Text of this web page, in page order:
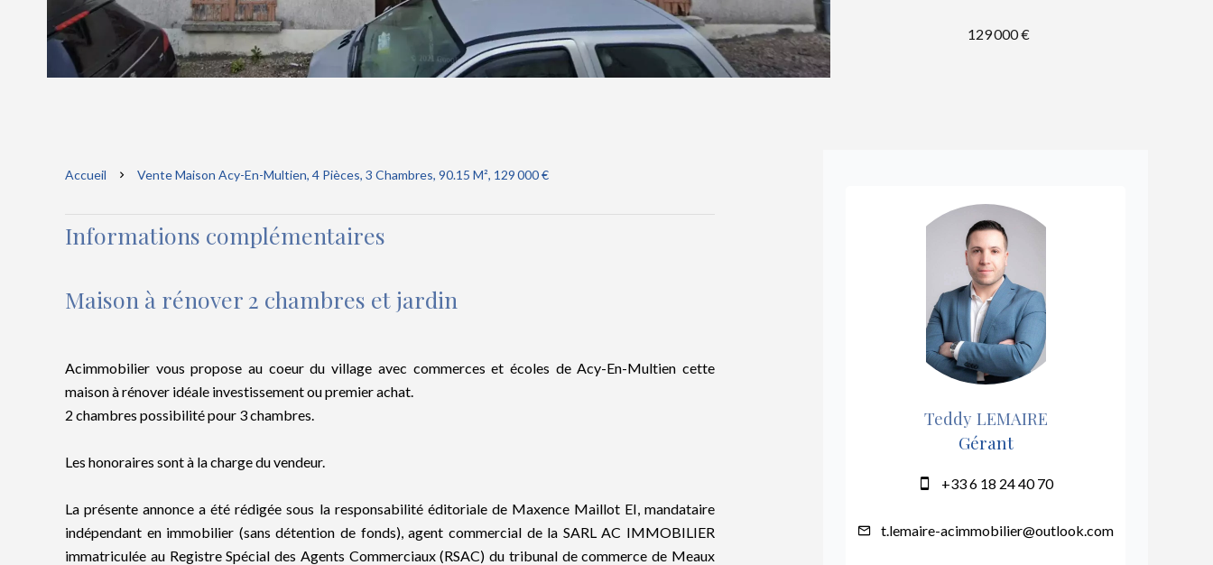
129 000 €
Accueil Vente Maison Acy-En-Multien, 4 Pièces, 3 Chambres, 90.15 M², 129 000 €
Informations complémentaires
Maison à rénover 2 chambres et jardin
Acimmobilier vous propose au coeur du village avec commerces et écoles de Acy-En-Multien cette
maison à rénover idéale investissement ou premier achat.
2 chambres possibilité pour 3 chambres.
Les honoraires sont à la charge du vendeur.
La présente annonce a été rédigée sous la responsabilité éditoriale de Maxence Maillot EI, mandataire
indépendant en immobilier (sans détention de fonds), agent commercial de la SARL AC IMMOBILIER
immatriculée au Registre Spécial des Agents Commerciaux (RSAC) du tribunal de commerce de Meaux
Teddy LEMAIRE
Gérant
+33 6 18 24 40 70
t.lemaire-acimmobilier@outlook.com